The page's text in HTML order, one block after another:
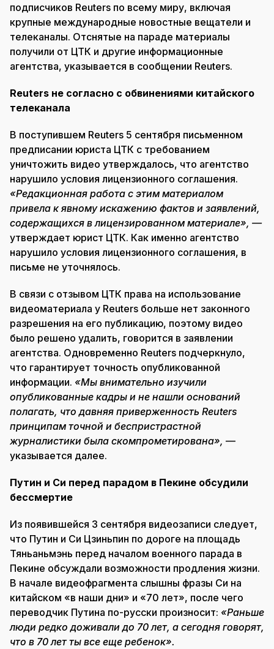
подписчиков Reuters по всему миру, включая
крупные международные новостные вещатели и
телеканалы. Отснятые на параде материалы
получили от ЦТК и другие информационные
агентства, указывается в сообщении Reuters.
Reuters не согласно с обвинениями китайского
телеканала
В поступившем Reuters 5 сентября письменном
предписании юриста ЦТК с требованием
уничтожить видео утверждалось, что агентство
нарушило условия лицензионного соглашения.
«Редакционная работа с этим материалом
привела к явному искажению фактов и заявлений,
содержащихся в лицензированном материале», —
утверждает юрист ЦТК. Как именно агентство
нарушило условия лицензионного соглашения, в
письме не уточнялось.
В связи с отзывом ЦТК права на использование
видеоматериала у Reuters больше нет законного
разрешения на его публикацию, поэтому видео
было решено удалить, говорится в заявлении
агентства. Одновременно Reuters подчеркнуло,
что гарантирует точность опубликованной
информации. «Мы внимательно изучили
опубликованные кадры и не нашли оснований
полагать, что давняя приверженность Reuters
принципам точной и беспристрастной
журналистики была скомпрометирована», —
указывается далее.
Путин и Си перед парадом в Пекине обсудили
бессмертие
Из появившейся 3 сентября видеозаписи следует,
что Путин и Си Цзиньпин по дороге на площадь
Тяньаньмэнь перед началом военного парада в
Пекине обсуждали возможности продления жизни.
В начале видеофрагмента слышны фразы Си на
китайском «в наши дни» и «70 лет», после чего
переводчик Путина по-русски произносит: «Раньше
люди редко доживали до 70 лет, а сегодня говорят,
что в 70 лет ты все еще ребенок».